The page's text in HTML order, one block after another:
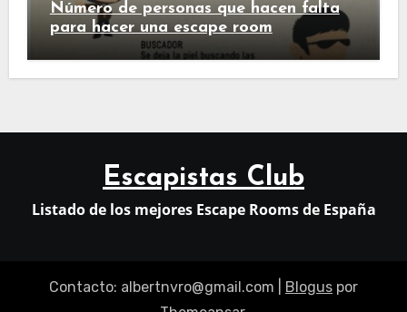
Número de personas que hacen falta
para hacer una escape room
Escapistas Club
Listado de los mejores Escape Rooms de España
Contacto: albertnvro@gmail.com Blogus por